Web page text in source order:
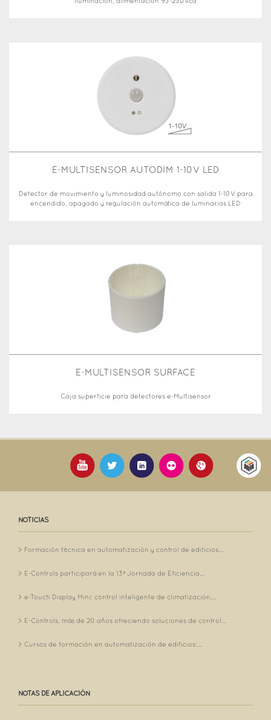
iluminación, alimentación 95-250Vca
E-MULTISENSOR AUTODIM 1-10V LED
Detector de movimiento y luminosidad autónomo con salida 1-10V para
encendido, apagado y regulación automática de luminarias LED
E-MULTISENSOR SURFACE
Caja superficie para detectores e-Multisensor
NOTICIAS
Formación técnica en automatización y control de edificios...
E-Controls participará en la 13ª Jornada de Eficiencia...
e-Touch Display Mini: control inteligente de climatización...
E-Controls, más de 20 años ofreciendo soluciones de control...
Cursos de formación en automatización de edificios:...
NOTAS DE APLICACIÓN